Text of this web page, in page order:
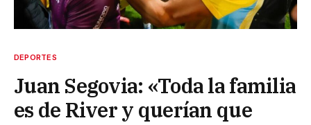
DEPORTES
Juan Segovia: «Toda la familia
es de River y querían que